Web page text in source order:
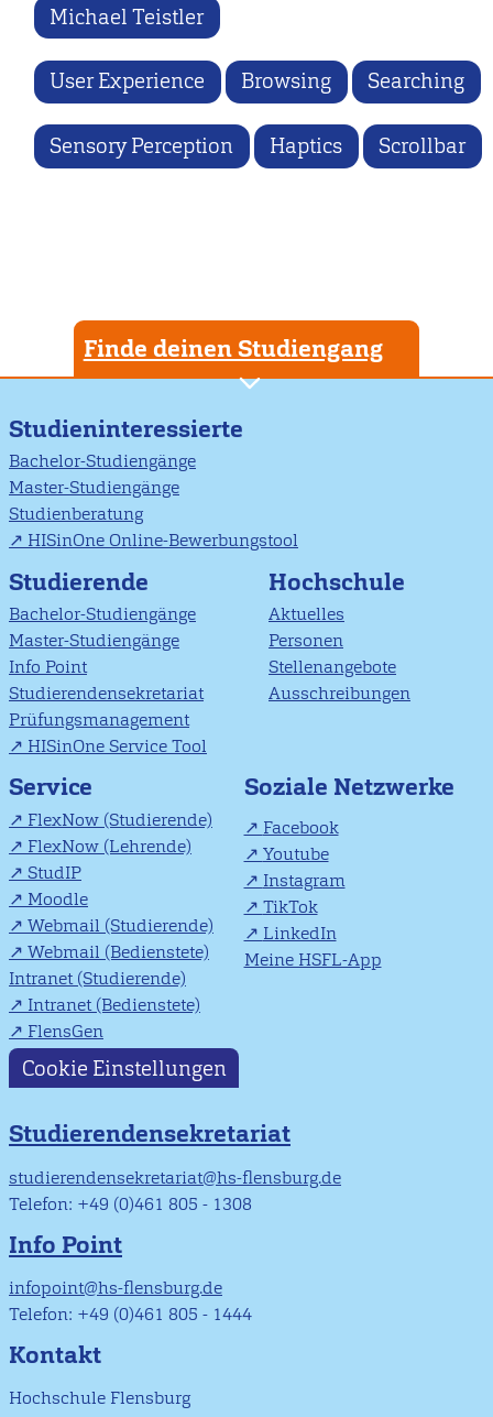
Michael Teistler
User Experience Browsing Searching
Sensory Perception Haptics Scrollbar
Finde deinen Studiengang
Studieninteressierte
Bachelor-Studiengänge
Master-Studiengänge
Studienberatung
HISinOne Online-Bewerbungstool
Studierende
Bachelor-Studiengänge
Master-Studiengänge
Info Point
Studierendensekretariat
Prüfungsmanagement
HISinOne Service Tool
Hochschule
Aktuelles
Personen
Stellenangebote
Ausschreibungen
Service
FlexNow (Studierende)
FlexNow (Lehrende)
StudIP
Moodle
Webmail (Studierende)
Webmail (Bedienstete)
Intranet (Studierende)
Intranet (Bedienstete)
FlensGen
Soziale Netzwerke
Facebook
Youtube
Instagram
TikTok
LinkedIn
Meine HSFL-App
Cookie Einstellungen
Studierendensekretariat
studierendensekretariat@hs-flensburg.de
Telefon: +49 (0)461 805 - 1308
Info Point
infopoint@hs-flensburg.de
Telefon: +49 (0)461 805 - 1444
Kontakt
Hochschule Flensburg